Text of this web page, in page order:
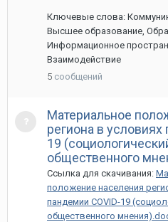
Ключевые слова:
Высшее образование,
Информационное
Взаимодействие
5 сообщений
Материальное
региона в
19
общественного
Ссылка для скачивания:
положение населения
пандемии COVID-19
общественного